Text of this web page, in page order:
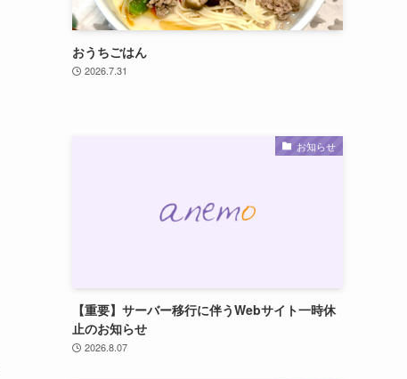
おうちごはん
2026.7.31
お知らせ
【重要】サーバー移行に伴うWebサイト一時休
止のお知らせ
2026.8.07